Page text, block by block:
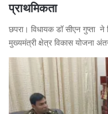
प्राथमिकता
छपरा। विधायक डॉ सीएन गुप्ता ने
मुख्यमंत्री क्षेत्र विकास योजना